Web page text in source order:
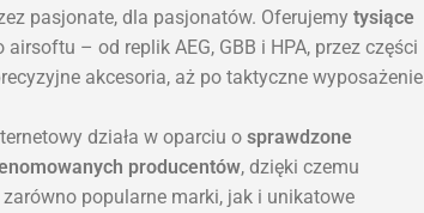
pasjonate, dla pasjonatów. Oferujemy tysiące
airsoftu – od replik AEG, GBB i HPA, przez części
akcesoria, aż po taktyczne wyposażenie
działa w oparciu o sprawdzone
producentów, dzięki czemu
popularne marki, jak i unikatowe